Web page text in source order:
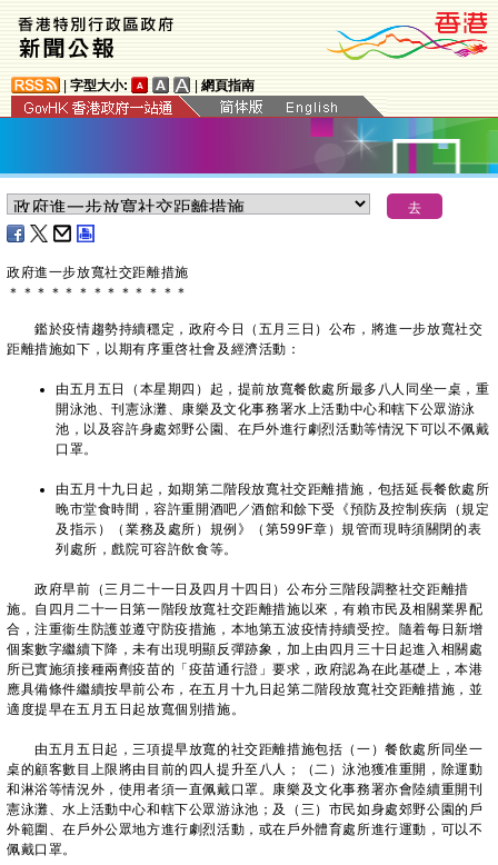
字型大小: 網頁指南
政府進一步放寬社交距離措施
＊ ＊ ＊ ＊ ＊ ＊ ＊ ＊ ＊ ＊ ＊ ＊ ＊
鑑於疫情趨勢持續穩定，政府今日（五月三日）公布，將進一步放寬社交
距離措施如下，以期有序重啓社會及經濟活動：
由五月五日（本星期四）起，提前放寬餐飲處所最多八人同坐一桌，重
開泳池、刊憲泳灘、康樂及文化事務署水上活動中心和轄下公眾游泳
池，以及容許身處郊野公園、在戶外進行劇烈活動等情況下可以不佩戴
口罩。
由五月十九日起，如期第二階段放寬社交距離措施，包括延長餐飲處所
晚市堂食時間，容許重開酒吧／酒館和餘下受《預防及控制疾病（規定
及指示）（業務及處所）規例》（第599F章）規管而現時須關閉的表
列處所，戲院可容許飲食等。
政府早前（三月二十一日及四月十四日）公布分三階段調整社交距離措
施。自四月二十一日第一階段放寬社交距離措施以來，有賴市民及相關業界配
合，注重衞生防護並遵守防疫措施，本地第五波疫情持續受控。隨着每日新增
個案數字繼續下降，未有出現明顯反彈跡象，加上由四月三十日起進入相關處
所已實施須接種兩劑疫苗的「疫苗通行證」要求，政府認為在此基礎上，本港
應具備條件繼續按早前公布，在五月十九日起第二階段放寬社交距離措施，並
適度提早在五月五日起放寬個別措施。
由五月五日起，三項提早放寬的社交距離措施包括（一）餐飲處所同坐一
桌的顧客數目上限將由目前的四人提升至八人；（二）泳池獲准重開，除運動
和淋浴等情況外，使用者須一直佩戴口罩。康樂及文化事務署亦會陸續重開刊
憲泳灘、水上活動中心和轄下公眾游泳池；及（三）市民如身處郊野公園的戶
外範圍、在戶外公眾地方進行劇烈活動，或在戶外體育處所進行運動，可以不
佩戴口罩。